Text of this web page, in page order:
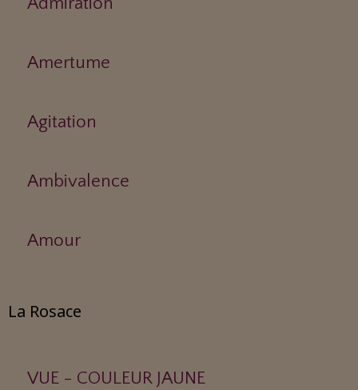
Amertume
Agitation
Ambivalence
Amour
La Rosace
VUE - COULEUR JAUNE